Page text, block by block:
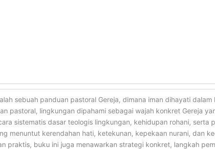
sebuah panduan pastoral Gereja, dimana iman dihayati
pastoral, lingkungan dipahami sebagai wajah konkret Gereja
sistematis dasar teologis lingkungan, kehidupan rohani, serta
menuntut kerendahan hati, ketekunan, kepekaan nurani, dan
praktis, buku ini juga menawarkan strategi konkret, langkah